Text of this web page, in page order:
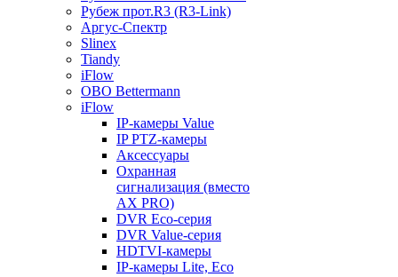
Рубеж прот.R3 (R3-Link)
Аргус-Спектр
Slinex
Tiandy
iFlow
OBO Bettermann
iFlow
IP-камеры Value
IP PTZ-камеры
Аксессуары
Охранная
сигнализация (вместо
AX PRO)
DVR Eco-серия
DVR Value-серия
HDTVI-камеры
IP-камеры Lite, Eco